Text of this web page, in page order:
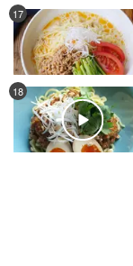
17
18